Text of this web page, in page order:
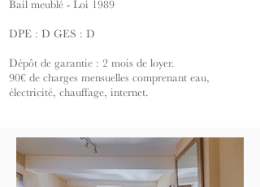
Bail meublé - Loi 1989
DPE : D GES : D
Dépôt de garantie : 2 mois de loyer.
90€ de charges mensuelles comprenant eau,
électricité, chauffage, internet.